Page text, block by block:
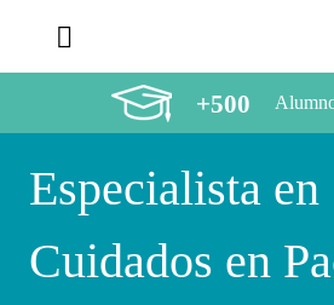
+500
Especialista en
Cuidados en